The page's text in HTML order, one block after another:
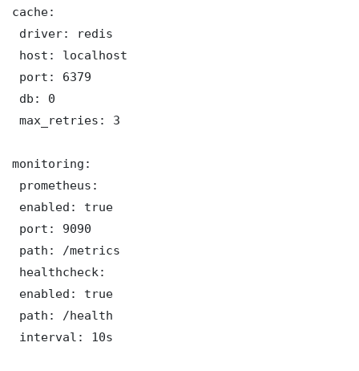
cache:
driver: redis
host: localhost
port: 6379
db: 0
max_retries: 3
monitoring:
prometheus:
enabled: true
port: 9090
path: /metrics
healthcheck:
enabled: true
path: /health
interval: 10s